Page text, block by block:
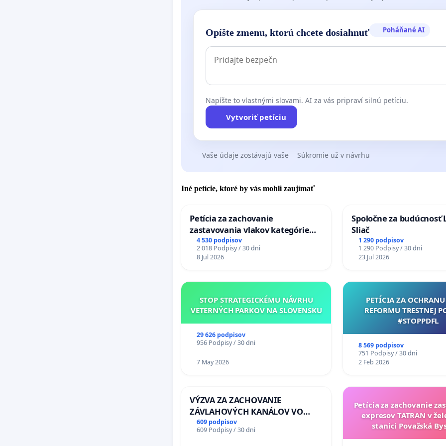
Opíšte zmenu, ktorú chcete dosiahnuť Poháňané AI
Napíšte to vlastnými slovami. AI za vás pripraví silnú petíciu.
Vytvoriť petíciu
Vaše údaje zostávajú vaše Súkromie už v návrhu
Iné petície, ktoré by vás mohli zaujímať
Petícia za zachovanie
zastavovania vlakov kategórie
Expres (Ex) TATRAN v železničnej
stanici Púchov
4 530 podpisov
2 018 Podpisy / 30 dni
8 Jul 2026
Spoločne za budúcnosť
Sliač
1 290 podpisov
1 290 Podpisy / 30 dni
23 Jul 2026
STOP STRATEGICKÉMU NÁVRHU
VETERNÝCH PARKOV NA SLOVENSKU
29 626 podpisov
956 Podpisy / 30 dni
7 May 2026
PETÍCIA ZA
REFORMU TRESTNEJ
#STOPPDFL
8 569 podpisov
751 Podpisy / 30 dni
2 Feb 2026
VÝZVA ZA ZACHOVANIE
ZÁVLAHOVÝCH KANÁLOV VO
VÝLUČNOM VLASTNÍCTVE A POD
KONTROLOU SLOVENSKEJ
609 podpisov
609 Podpisy / 30 dni
Petícia za zachovanie
expresov TATRAN v
stanici Považská